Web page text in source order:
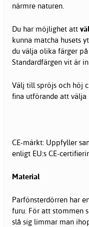
närmre naturen.
Du har möjlighet att
kunna matcha husets
du välja olika färger
Standardfärgen vit är
Välj till spröjs och höj
fina utförande att välja
CE-märkt: Uppfyller
enligt EU:s CE-
Material
Parfönsterdörren har
furu. För att stommen
slå sig limmar man